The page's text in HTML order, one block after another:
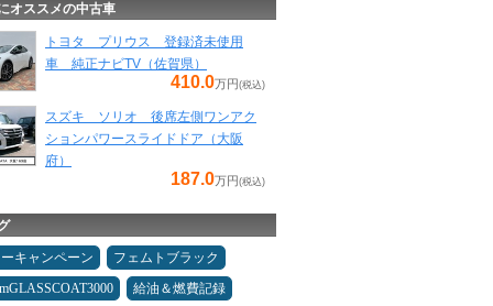
オススメの中古車
トヨタ プリウス 登録済未使用
車 純正ナビTV（佐賀県）
410.0万円 (税込)
スズキ ソリオ 後席左側ワンアク
ションパワースライドドア（大阪
府）
187.0万円 (税込)
キャンペーン
フェムトブラック
給油＆燃費記録